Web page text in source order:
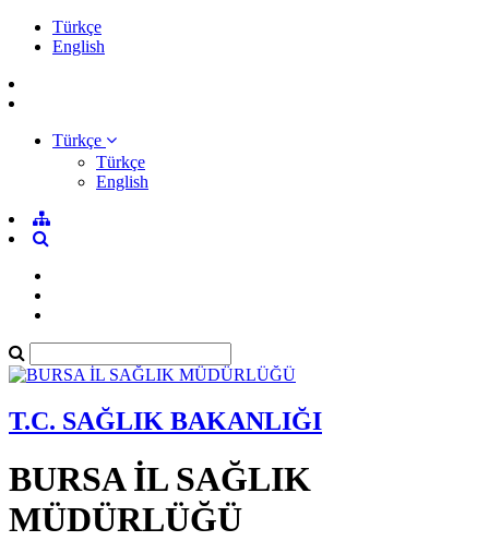
Türkçe
English
Türkçe
Türkçe
English
T.C. SAĞLIK BAKANLIĞI
BURSA İL SAĞLIK
MÜDÜRLÜĞÜ